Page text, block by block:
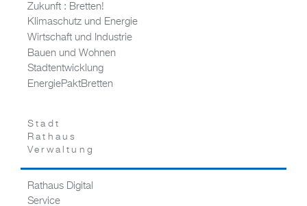
Zukunft : Bretten!
Klimaschutz und Energie
Wirtschaft und Industrie
Bauen und Wohnen
Stadtentwicklung
EnergiePaktBretten
Stadt
Rathaus
Verwaltung
Rathaus Digital
Service